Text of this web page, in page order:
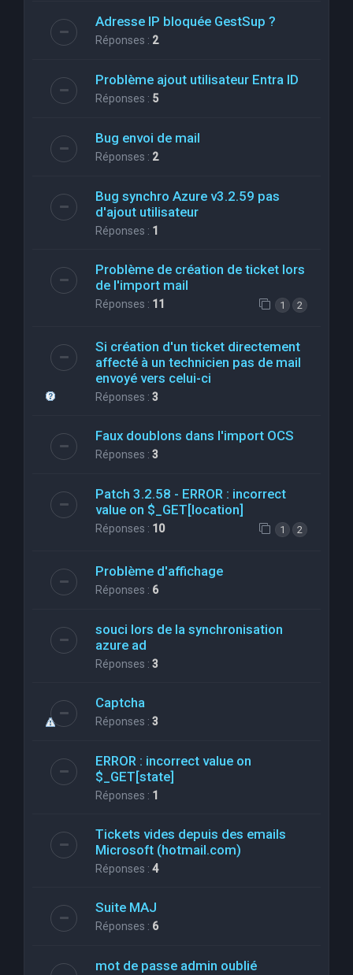
Adresse IP bloquée GestSup ?
Réponses : 2
Problème ajout utilisateur Entra ID
Réponses : 5
Bug envoi de mail
Réponses : 2
Bug synchro Azure v3.2.59 pas
d'ajout utilisateur
Réponses : 1
Problème de création de ticket lors
de l'import mail
Réponses : 11 1 2
Si création d'un ticket directement
affecté à un technicien pas de mail
envoyé vers celui-ci
Réponses : 3
Faux doublons dans l'import OCS
Réponses : 3
Patch 3.2.58 - ERROR : incorrect
value on $_GET[location]
Réponses : 10 1 2
Problème d'affichage
Réponses : 6
souci lors de la synchronisation
azure ad
Réponses : 3
Captcha
Réponses : 3
ERROR : incorrect value on
$_GET[state]
Réponses : 1
Tickets vides depuis des emails
Microsoft (hotmail.com)
Réponses : 4
Suite MAJ
Réponses : 6
mot de passe admin oublié